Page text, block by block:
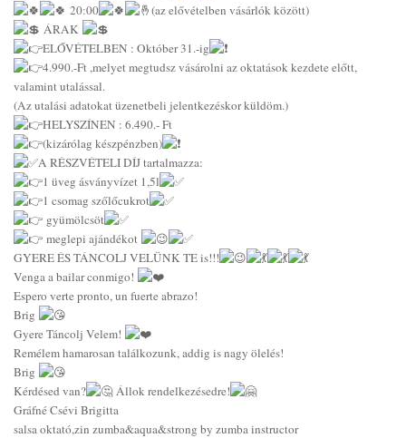
20:00
(az elővételben vásárlók között)
ÁRAK
ELŐVÉTELBEN : Október 31.-ig
4.990.-Ft ,melyet megtudsz vásárolni az oktatások kezdete előtt,
valamint utalással.
(Az utalási adatokat üzenetbeli jelentkezéskor küldöm.)
HELYSZÍNEN : 6.490.- Ft
(kizárólag készpénzben)
A RÉSZVÉTELI DÍJ tartalmazza:
1 üveg ásványvízet 1,5l
1 csomag szőlőcukrot
gyümölcsöt
meglepi ajándékot
GYERE ÉS TÁNCOLJ VELÜNK TE is!!!
Venga a bailar conmigo!
Espero verte pronto, un fuerte abrazo!
Brig
Gyere Táncolj Velem!
Remélem hamarosan találkozunk, addig is nagy ölelés!
Brig
Kérdésed van?
Állok rendelkezésedre!
Gráfné Csévi Brigitta
salsa oktató,zin zumba&aqua&strong by zumba instructor